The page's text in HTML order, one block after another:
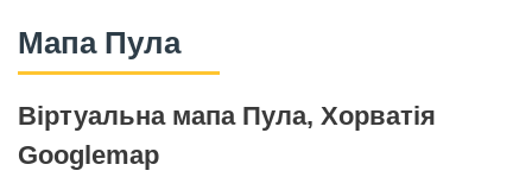
Мапа Пула
Віртуальна мапа Пула, Хорватія
Googlemap